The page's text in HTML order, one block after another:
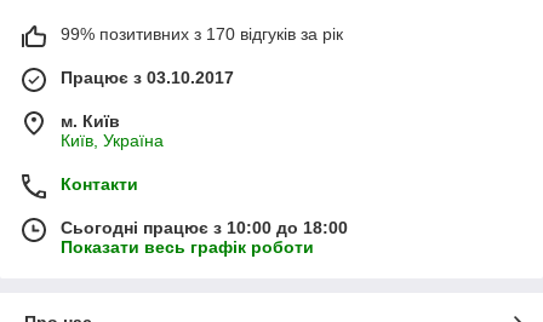
99% позитивних з 170 відгуків за рік
Працює з 03.10.2017
м. Київ
Київ, Україна
Контакти
Сьогодні працює з 10:00 до 18:00
Показати весь графік роботи